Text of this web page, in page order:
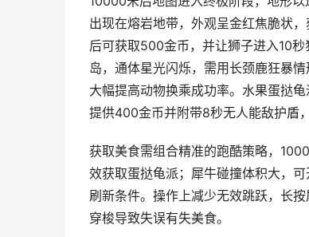
出现在熔岩地带，外观呈金红焦脆状
后可获取500金币，并让狮子进入10
岛，通体星光闪烁，需用长颈鹿狂暴
大幅提高动物换乘成功率。水果蛋挞
提供400金币并附带8秒无人能敌护盾
获取美食需组合精准的跑酷策略，
效获取蛋挞龟派；犀牛碰撞体积大，
刷新条件。操作上减少无效跳跃，长
穿梭导致失误有失美食。